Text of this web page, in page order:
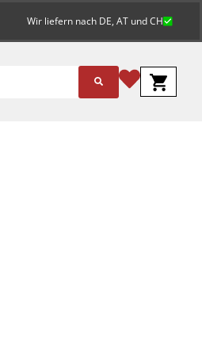
Wir liefern nach DE, AT und CH